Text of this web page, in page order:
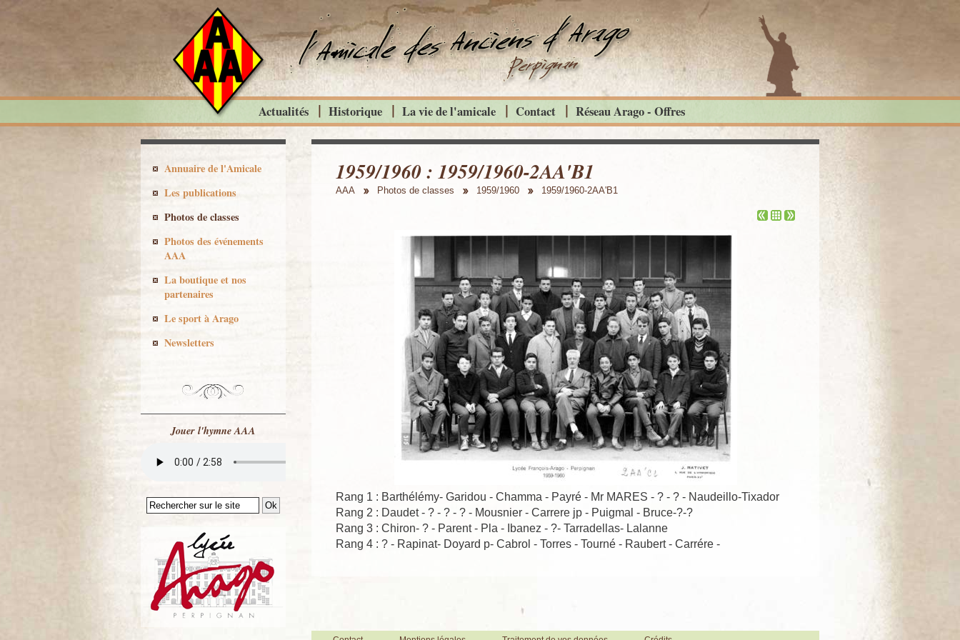
1959/1960 : 1959/1960-2AA'B1
AAA Photos de classes 1959/1960 1959/1960-2AA'B1
Rang 1 : Barthélémy- Garidou - Chamma - Payré - Mr MARES - ? - ? - Naudeillo-Tixador
Rang 2 : Daudet - ? - ? - ? - Mousnier - Carrere jp - Puigmal - Bruce-?-?
Rang 3 : Chiron- ? - Parent - Pla - Ibanez - ?- Tarradellas- Lalanne
Rang 4 : ? - Rapinat- Doyard p- Cabrol - Torres - Tourné - Raubert - Carrére -
Actualités Historique La vie de l'amicale Contact Réseau Arago - Offres
Annuaire de l'Amicale
Les publications
Photos de classes
Photos des événements
AAA
La boutique et nos
partenaires
Le sport à Arago
Newsletters
Jouer l'hymne AAA